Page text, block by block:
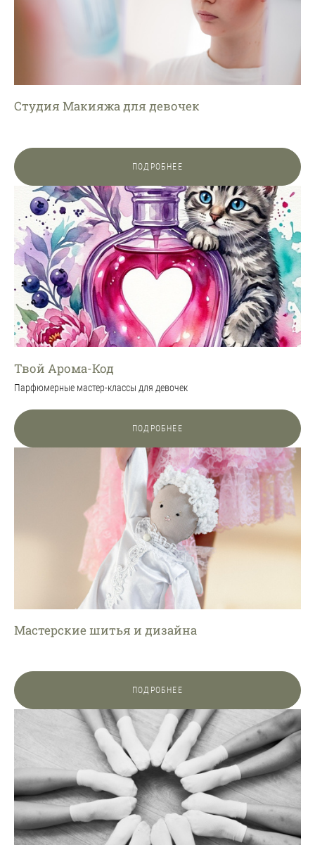
Студия Макияжа для девочек
ПОДРОБНЕЕ
Твой Арома-Код
Парфюмерные мастер-классы для девочек
ПОДРОБНЕЕ
Мастерские шитья и дизайна
ПОДРОБНЕЕ